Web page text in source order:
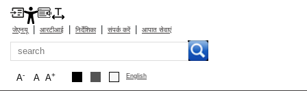
जेएनयू | आरटीआई | निर्देशिका | संपर्क करें | आपात सेवाएं
खोज
A+
A
A- English